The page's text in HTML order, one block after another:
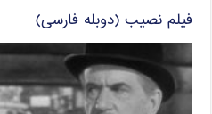
فیلم نصیب (دوبله فارسی)